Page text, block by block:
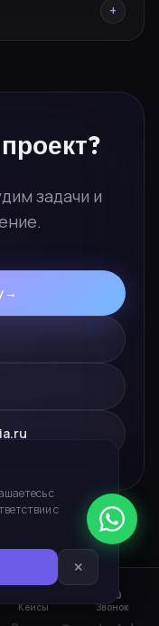
от начала до+
задачи и
→
Кейсы Звонок
с
с
✕